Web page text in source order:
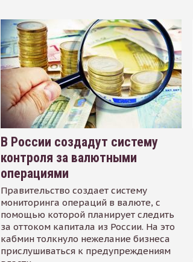
В России создадут систему
контроля за валютными
операциями
Правительство создает систему
мониторинга операций в валюте, с
помощью которой планирует следить
за оттоком капитала из России. На это
кабмин толкнуло нежелание бизнеса
прислушиваться к предупреждениям